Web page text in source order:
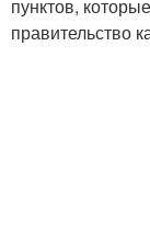
пунктов,
правительство